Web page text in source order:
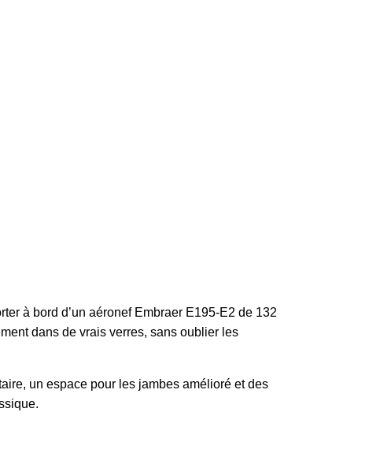
à bord d’un aéronef Embraer E195-E2 de 132
dans de vrais verres, sans oublier les
un espace pour les jambes amélioré et des